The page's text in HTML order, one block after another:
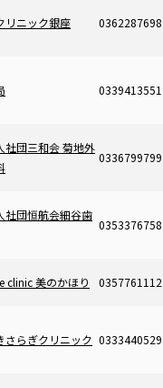
リニック銀座 0362287698
0339413551
社団三和会 菊地外
0336799799
社団恒航会細谷歯
0353376758
clinic 美のかほり 0357761112
さらぎクリニック 0333440529